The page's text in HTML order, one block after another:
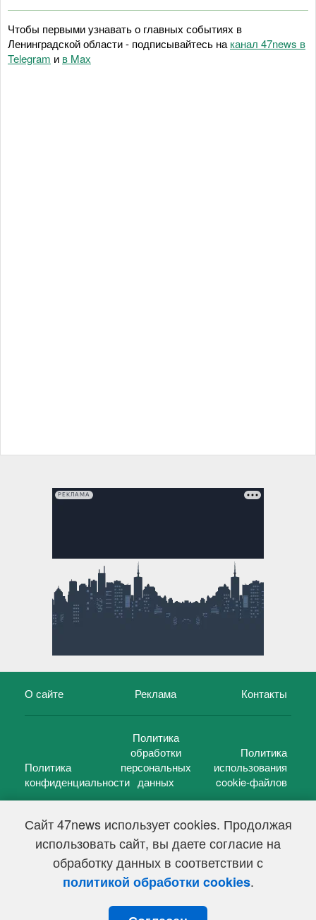
Сайт 47news использует cookies. Продолжая
использовать сайт, вы даете согласие на
обработку данных в соответствии с
политикой обработки cookies.
Чтобы первыми узнавать о главных событиях в
Ленинградской области - подписывайтесь на канал 47news в
Telegram и в Maх
РЕКЛАМА
О сайте Реклама Контакты
Политика
конфиденциальности
Политика
обработки
персональных
данных
Политика
использования
cookie-файлов
47 новостей (47 news)2005 — 2026 г.
Свидетельство о регистрации СМИ Эл № ФС 77-39848, выдано
Федеральной службой по надзору в сфере связи,
информационных технологий и массовых коммуникаций